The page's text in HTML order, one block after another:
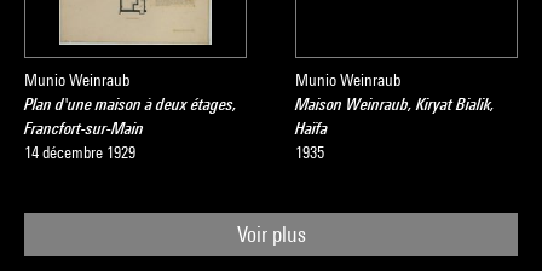
Munio Weinraub
Plan d'une maison à deux étages,
Francfort-sur-Main
14 décembre 1929
Munio Weinraub
Maison Weinraub, Kiryat Bialik,
Haïfa
1935
Voir plus